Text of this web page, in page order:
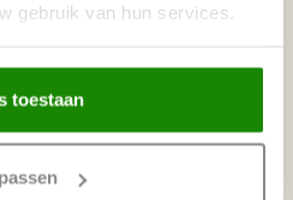
gebruik van hun services.
toestaan